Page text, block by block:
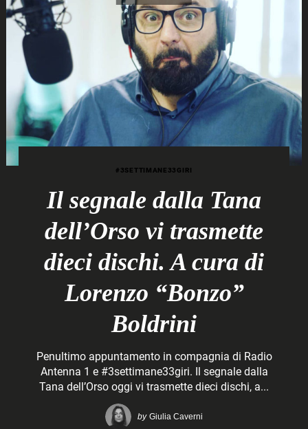
#3SETTIMANE33GIRI
Il segnale dalla Tana
dell’Orso vi trasmette
dieci dischi. A cura di
Lorenzo “Bonzo”
Boldrini
Penultimo appuntamento in compagnia di Radio
Antenna 1 e #3settimane33giri. Il segnale dalla
Tana dell’Orso oggi vi trasmette dieci dischi, a...
by Giulia Caverni